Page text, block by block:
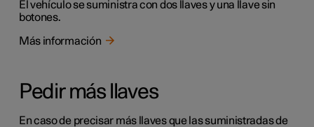
El vehículo se suministra con dos llaves y una llave sin
botones.
Más información
Pedir más llaves
En caso de precisar más llaves que las suministradas de